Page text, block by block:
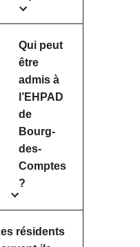
Qui peut
être
admis à
l’EHPAD
de
Bourg-
des-
Comptes
?
résidents